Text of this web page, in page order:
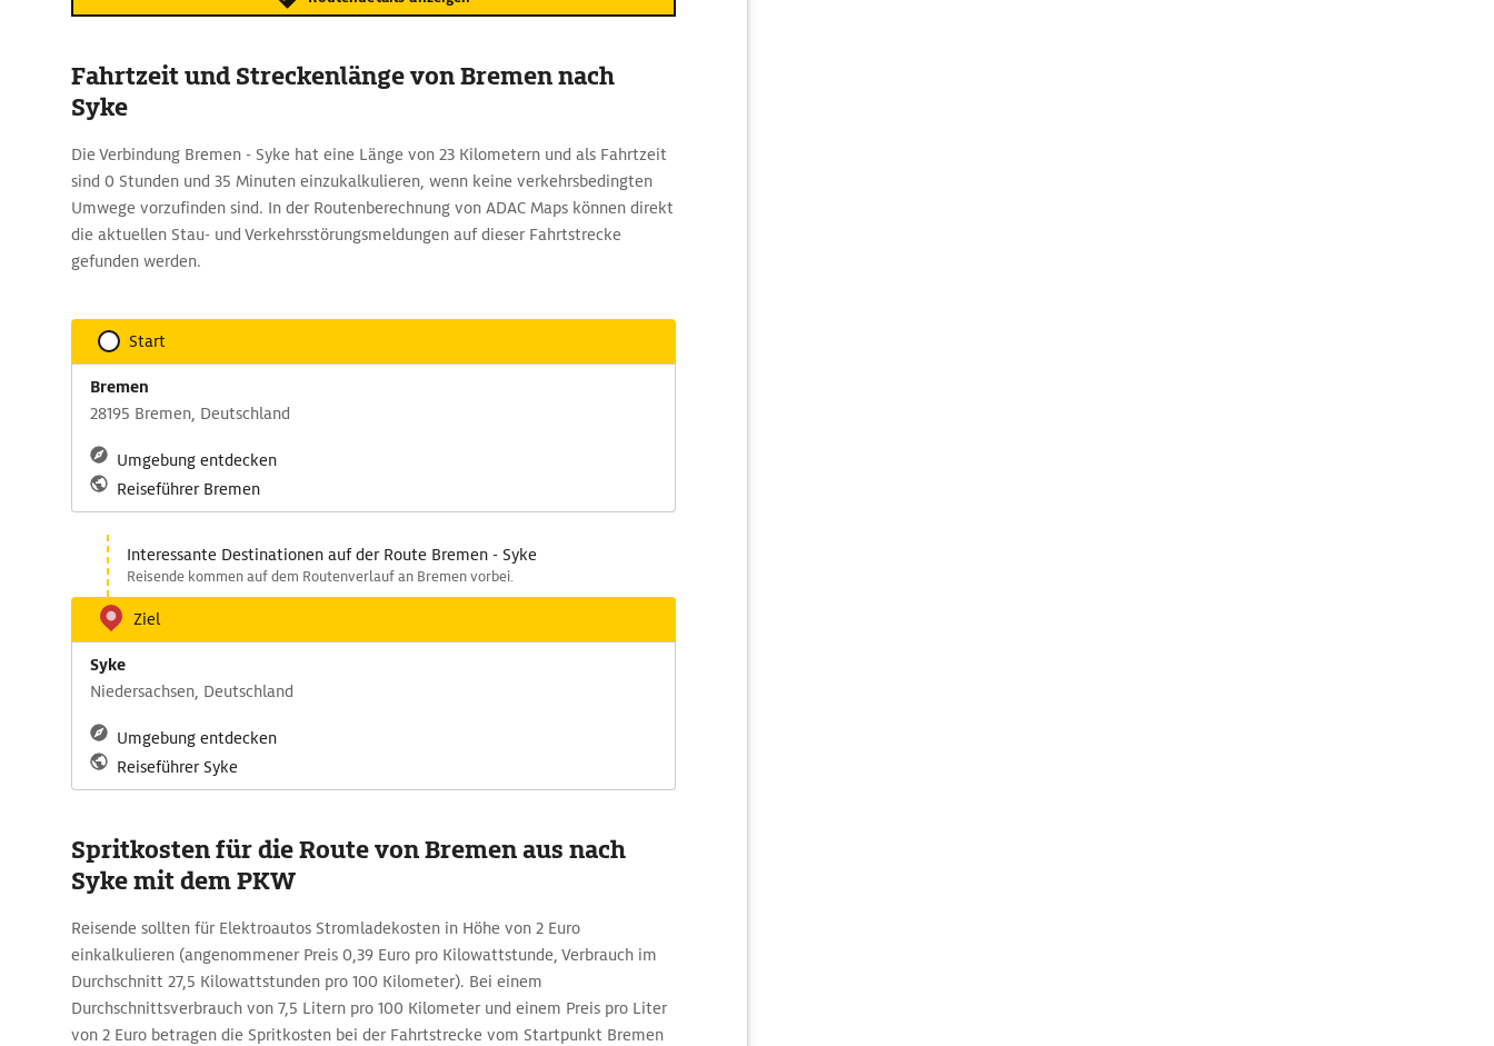
Fahrtzeit und Streckenlänge von Bremen nach
Syke
Die Verbindung Bremen - Syke hat eine Länge von 23 Kilometern und als Fahrtzeit
sind 0 Stunden und 35 Minuten einzukalkulieren, wenn keine verkehrsbedingten
Umwege vorzufinden sind. In der Routenberechnung von ADAC Maps können direkt
die aktuellen Stau- und Verkehrsstörungsmeldungen auf dieser Fahrtstrecke
gefunden werden.
Start
Bremen
28195 Bremen, Deutschland
Umgebung entdecken
Reiseführer Bremen
Interessante Destinationen auf der Route Bremen - Syke
Reisende kommen auf dem Routenverlauf an Bremen vorbei.
Ziel
Syke
Niedersachsen, Deutschland
Umgebung entdecken
Reiseführer Syke
Spritkosten für die Route von Bremen aus nach
Syke mit dem PKW
Reisende sollten für Elektroautos Stromladekosten in Höhe von 2 Euro
einkalkulieren (angenommener Preis 0,39 Euro pro Kilowattstunde, Verbrauch im
Durchschnitt 27,5 Kilowattstunden pro 100 Kilometer). Bei einem
Durchschnittsverbrauch von 7,5 Litern pro 100 Kilometer und einem Preis pro Liter
von 2 Euro betragen die Spritkosten bei der Fahrtstrecke vom Startpunkt Bremen